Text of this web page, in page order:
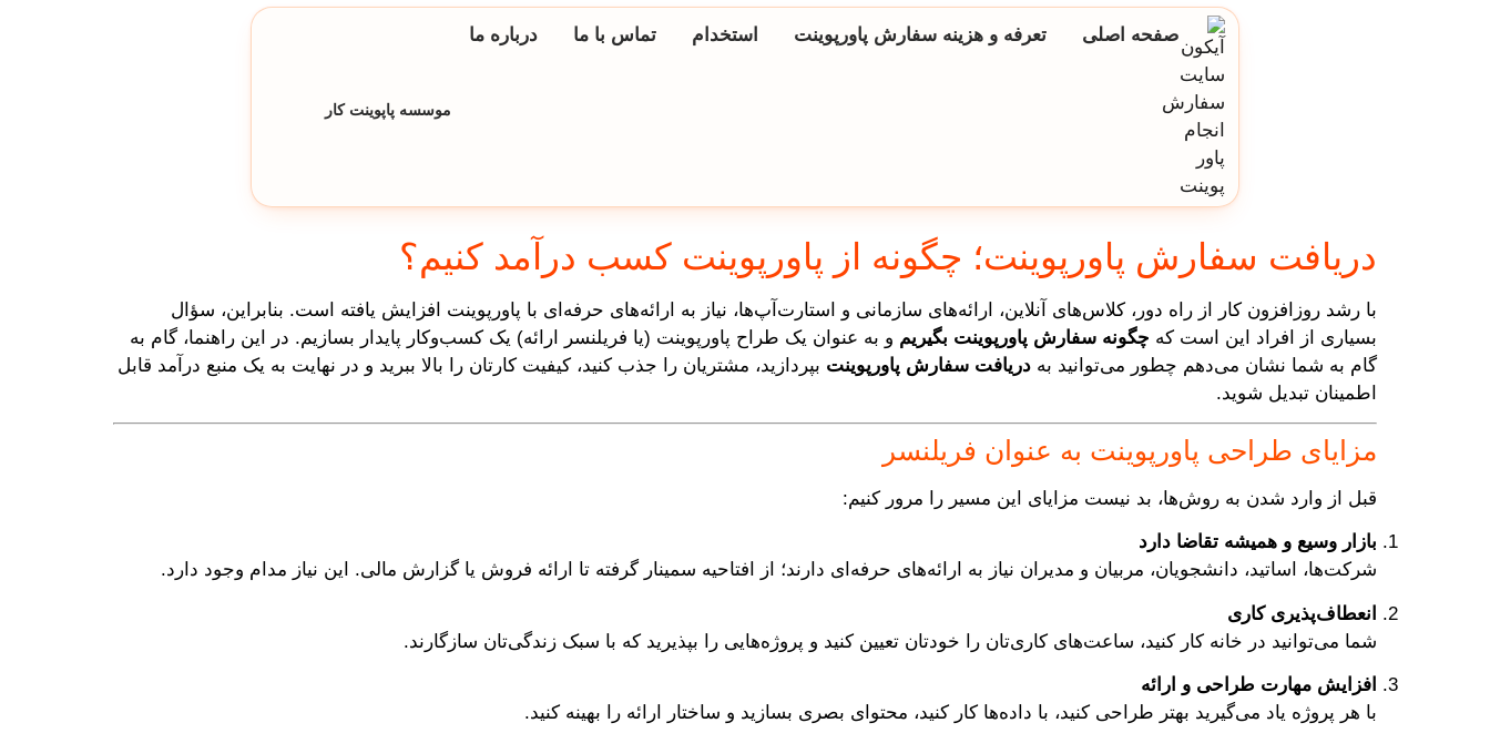
صفحه اصلی تعرفه و هزینه سفارش پاورپوینت استخدام تماس با ما درباره ما
موسسه پاپوینت کار
دریافت سفارش پاورپوینت؛ چگونه از پاورپوینت کسب درآمد کنیم؟
با رشد روز‌افزون کار از راه دور، کلاس‌های آنلاین، ارائه‌های سازمانی و استارت‌آپ‌ها، نیاز به ارائه‌های حرفه‌ای با پاورپوینت افزایش یافته است. بنابراین، سؤال
بسیاری از افراد این است که چگونه سفارش پاورپوینت بگیریم و به عنوان یک طراح پاورپوینت (یا فریلنسر ارائه) یک کسب‌وکار پایدار بسازیم. در این راهنما، گام به
گام به شما نشان می‌دهم چطور می‌توانید به دریافت سفارش پاورپوینت بپردازید، مشتریان را جذب کنید، کیفیت کارتان را بالا ببرید و در نهایت به یک منبع درآمد قابل
اطمینان تبدیل شوید.
مزایای طراحی پاورپوینت به عنوان فریلنسر
قبل از وارد شدن به روش‌ها، بد نیست مزایای این مسیر را مرور کنیم:
بازار وسیع و همیشه تقاضا دارد
شرکت‌ها، اساتید، دانشجویان، مربیان و مدیران نیاز به ارائه‌های حرفه‌ای دارند؛ از افتاحیه سمینار گرفته تا ارائه فروش یا گزارش مالی. این نیاز مدام وجود دارد.
انعطاف‌پذیری کاری
شما می‌توانید در خانه کار کنید، ساعت‌های کاری‌تان را خودتان تعیین کنید و پروژه‌هایی را بپذیرید که با سبک زندگی‌تان سازگارند.
افزایش مهارت طراحی و ارائه
با هر پروژه یاد می‌گیرید بهتر طراحی کنید، با داده‌ها کار کنید، محتوای بصری بسازید و ساختار ارائه را بهینه کنید.